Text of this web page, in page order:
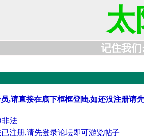
太
记住我们
,请直接在底下框框登陆,如还没注册请
非法
注册,请先登录论坛即可游览帖子